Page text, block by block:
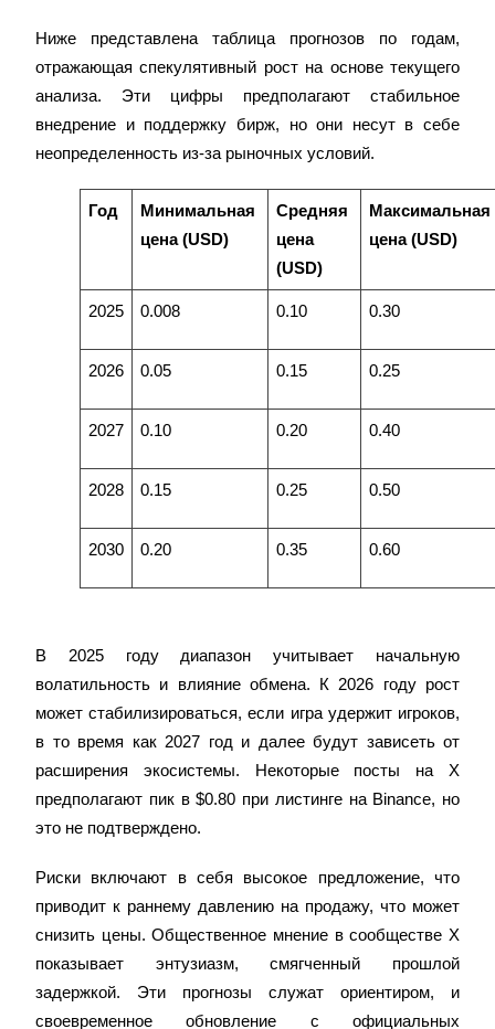
Силовая свинья
Получайте конкурентные награды ежедневно
Стейкинг
Гибкая ставка для заработка популярных токенов
Ниже представлена таблица прогнозов по годам,
отражающая спекулятивный рост на основе текущего
анализа. Эти цифры предполагают стабильное
внедрение и поддержку бирж, но они несут в себе
неопределенность из-за рыночных условий.
Год
Минимальная
цена (USD)
Средняя
цена
(USD)
Максимальная
цена (USD)
2025 0.008 0.10 0.30
2026 0.05 0.15 0.25
2027 0.10 0.20 0.40
2028 0.15 0.25 0.50
2030 0.20 0.35 0.60
В 2025 году диапазон учитывает начальную
волатильность и влияние обмена. К 2026 году рост
может стабилизироваться, если игра удержит игроков,
в то время как 2027 год и далее будут зависеть от
расширения экосистемы. Некоторые посты на X
предполагают пик в $0.80 при листинге на Binance, но
это не подтверждено.
Риски включают в себя высокое предложение, что
приводит к раннему давлению на продажу, что может
снизить цены. Общественное мнение в сообществе X
показывает энтузиазм, смягченный прошлой
задержкой. Эти прогнозы служат ориентиром, и
своевременное обновление с официальных